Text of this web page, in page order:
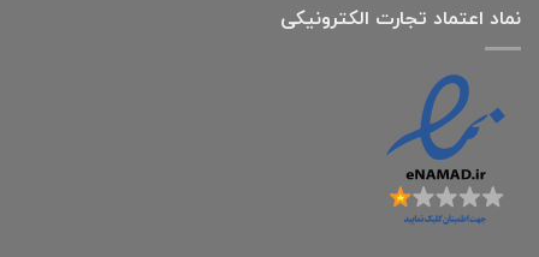
نماد اعتماد تجارت الكترونیكی